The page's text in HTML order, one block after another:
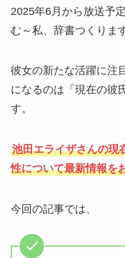
2025年6月から放送予
む～私、辞書つくりま
彼女の新たな活躍に注
になるのは「現在の彼
す。
池田エライザさんの現
性について最新情報を
今回の記事では、